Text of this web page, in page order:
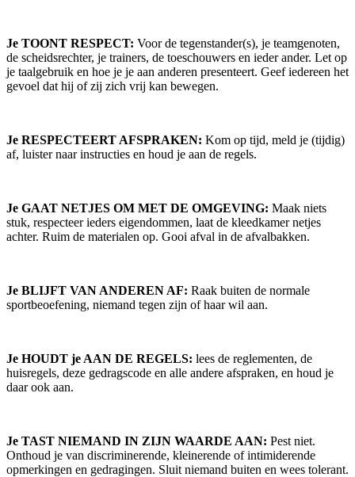
Je TOONT RESPECT: Voor de tegenstander(s), je teamgenoten,
de scheidsrechter, je trainers, de toeschouwers en ieder ander. Let op
je taalgebruik en hoe je je aan anderen presenteert. Geef iedereen het
gevoel dat hij of zij zich vrij kan bewegen.
Je RESPECTEERT AFSPRAKEN: Kom op tijd, meld je (tijdig)
af, luister naar instructies en houd je aan de regels.
Je GAAT NETJES OM MET DE OMGEVING: Maak niets
stuk, respecteer ieders eigendommen, laat de kleedkamer netjes
achter. Ruim de materialen op. Gooi afval in de afvalbakken.
Je BLIJFT VAN ANDEREN AF: Raak buiten de normale
sportbeoefening, niemand tegen zijn of haar wil aan.
Je HOUDT je AAN DE REGELS: lees de reglementen, de
huisregels, deze gedragscode en alle andere afspraken, en houd je
daar ook aan.
Je TAST NIEMAND IN ZIJN WAARDE AAN: Pest niet.
Onthoud je van discriminerende, kleinerende of intimiderende
opmerkingen en gedragingen. Sluit niemand buiten en wees tolerant.